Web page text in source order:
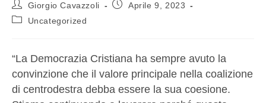
Giorgio Cavazzoli
Aprile 9, 2023
Uncategorized
“La Democrazia Cristiana ha sempre avuto la
convinzione che il valore principale nella coalizione
di centrodestra debba essere la sua coesione.